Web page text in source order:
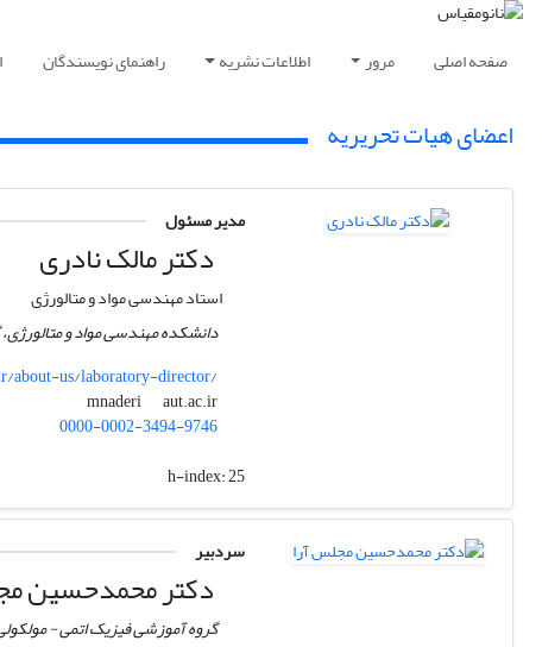
صفحه اصلی مرور اطلاعات نشریه راهنمای نویسندگان
اعضای هیات تحریریه
مدیر مسئول
دکتر مالک نادری
استاد مهندسی مواد و متالورژی
دانشکده مهندسی مواد و متالورژی،
about-us/laboratory-director/
mnaderi
aut.ac.ir
0000-0002-3494-9746
h-index:25
سردبیر
دکتر محمدحسین
گروه آموزشی فیزیک اتمی -